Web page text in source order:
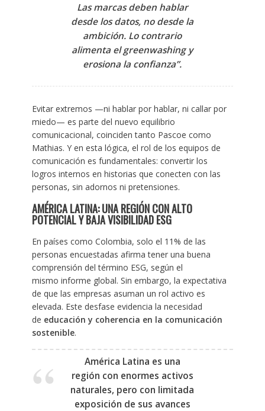
Las marcas deben hablar
desde los datos, no desde la
ambición. Lo contrario
alimenta el greenwashing y
erosiona la confianza”.
Evitar extremos —ni hablar por hablar, ni callar por
miedo— es parte del nuevo equilibrio
comunicacional, coinciden tanto Pascoe como
Mathias. Y en esta lógica, el rol de los equipos de
comunicación es fundamentales: convertir los
logros internos en historias que conecten con las
personas, sin adornos ni pretensiones.
AMÉRICA LATINA: UNA REGIÓN CON ALTO
POTENCIAL Y BAJA VISIBILIDAD ESG
En países como Colombia, solo el 11% de las
personas encuestadas afirma tener una buena
comprensión del término ESG, según el
mismo informe global. Sin embargo, la expectativa
de que las empresas asuman un rol activo es
elevada. Este desfase evidencia la necesidad
de educación y coherencia en la comunicación
sostenible.
América Latina es una
región con enormes activos
naturales, pero con limitada
exposición de sus avances